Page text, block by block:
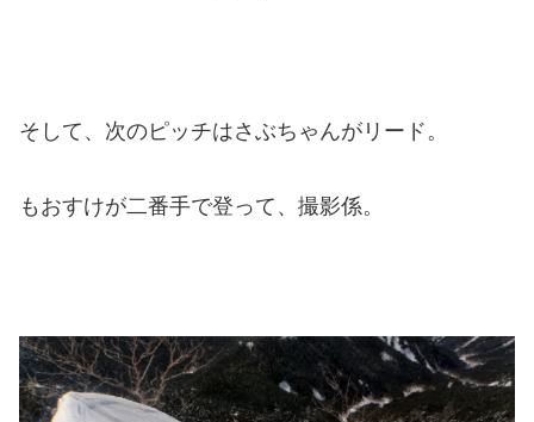
そして、次のピッチはさぶちゃんがリード。
もおすけが二番手で登って、撮影係。